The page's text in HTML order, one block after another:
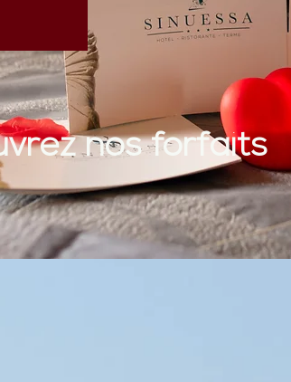
nos forfaits